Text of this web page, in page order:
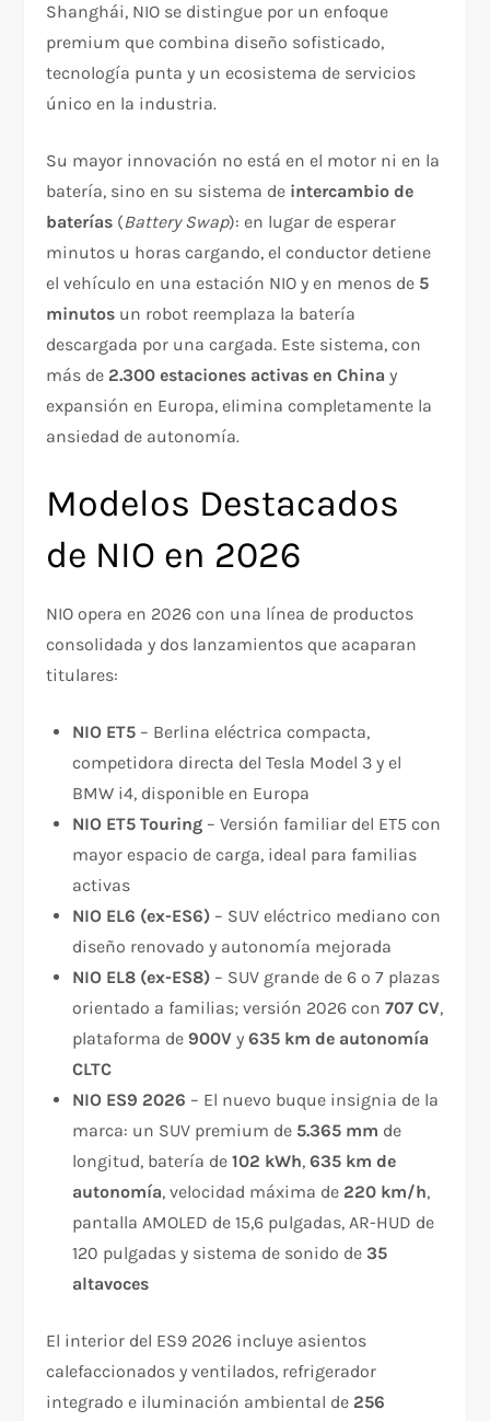
Shanghái, NIO se distingue por un enfoque
premium que combina diseño sofisticado,
tecnología punta y un ecosistema de servicios
único en la industria.
Su mayor innovación no está en el motor ni en la
batería, sino en su sistema de intercambio de
baterías (Battery Swap): en lugar de esperar
minutos u horas cargando, el conductor detiene
el vehículo en una estación NIO y en menos de 5
minutos un robot reemplaza la batería
descargada por una cargada. Este sistema, con
más de 2.300 estaciones activas en China y
expansión en Europa, elimina completamente la
ansiedad de autonomía.
Modelos Destacados
de NIO en 2026
NIO opera en 2026 con una línea de productos
consolidada y dos lanzamientos que acaparan
titulares:
NIO ET5 – Berlina eléctrica compacta,
competidora directa del Tesla Model 3 y el
BMW i4, disponible en Europa
NIO ET5 Touring – Versión familiar del ET5 con
mayor espacio de carga, ideal para familias
activas
NIO EL6 (ex-ES6) – SUV eléctrico mediano con
diseño renovado y autonomía mejorada
NIO EL8 (ex-ES8) – SUV grande de 6 o 7 plazas
orientado a familias; versión 2026 con707 CV,
plataforma de 900V y635 km de autonomía
CLTC
NIO ES9 2026 – El nuevo buque insignia de la
marca: un SUV premium de 5.365 mm de
longitud, batería de102 kWh,635 km de
autonomía, velocidad máxima de 220 km/h,
pantalla AMOLED de 15,6 pulgadas, AR-HUD de
120 pulgadas y sistema de sonido de35
altavoces
El interior del ES9 2026 incluye asientos
calefaccionados y ventilados, refrigerador
integrado e iluminación ambiental de 256